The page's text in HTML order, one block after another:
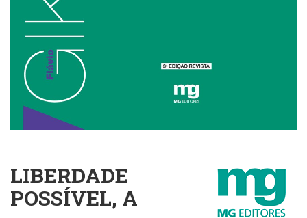
Cinema
(418)
Comunicação
Corpo
Interior
(222)
Criatividade
LIBERDADE
POSSÍVEL, A